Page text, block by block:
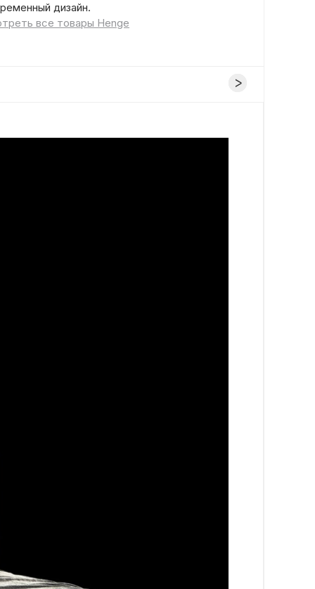
дизайн.
все товары Henge